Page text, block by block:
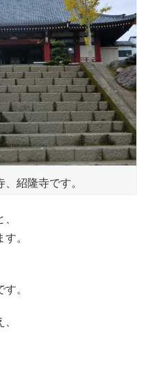
紹隆寺です。
。
。